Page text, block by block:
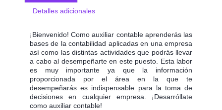
Detalles adicionales
¡Bienvenido! Como auxiliar contable aprenderás las
bases de la contabilidad aplicadas en una empresa
así como las distintas actividades que podrás llevar
a cabo al desempeñarte en este puesto. Esta labor
es muy importante ya que la información
proporcionada por el área en la que te
desempeñarás es indispensable para la toma de
decisiones en cualquier empresa. ¡Desarróllate
como auxiliar contable!